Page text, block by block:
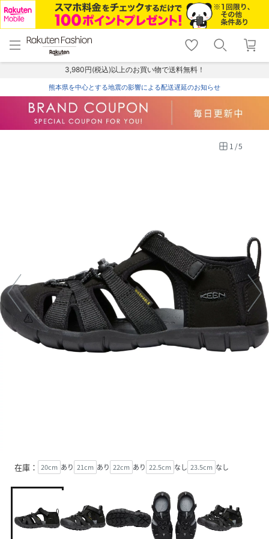
menu home
トップ
shopping_cart lock_outline
ログイン
3,980円(税込)以上のお買い物で送料無料！
熊本県を中心とする地震の影響による配送遅延のお知らせ
1 /5
在庫： 20cm あり 21cm あり 22cm あり 22.5cm なし 23.5cm なし